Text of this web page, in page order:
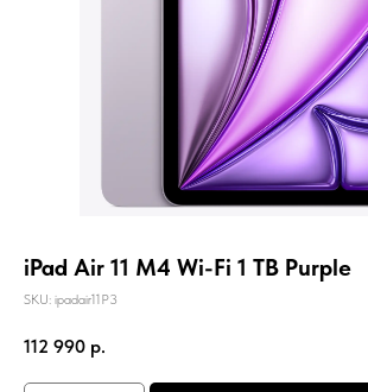
iPad Air 11 M4 Wi-Fi 1 TB Purple
SKU: ipadair11P3
112 990 р.